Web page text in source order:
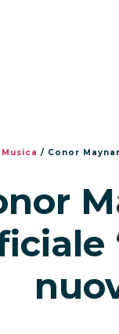
Musica / Conor